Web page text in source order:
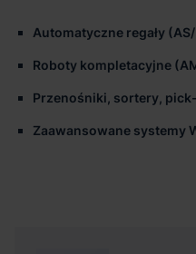
Automatyczne regały (AS/
Roboty kompletacyjne
Przenośniki, sortery,
Zaawansowane systemy